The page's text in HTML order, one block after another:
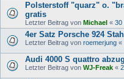
Polsterstoff "quarz" o.
gratis
Letzter Beitrag von Michael « 30
4er Satz Porsche 924
Letzter Beitrag von roemerjung «
Audi 4000 S quattro
Letzter Beitrag von WJ-Freak «